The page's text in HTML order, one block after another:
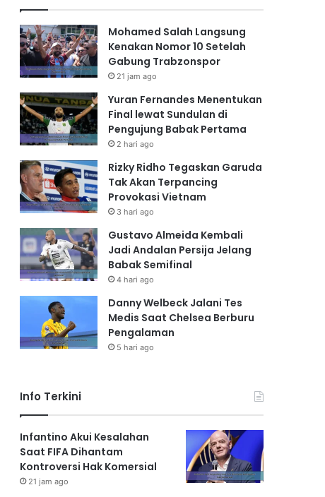
Mohamed Salah Langsung
Kenakan Nomor 10 Setelah
Gabung Trabzonspor
21 jam ago
Yuran Fernandes Menentukan
Final lewat Sundulan di
Pengujung Babak Pertama
2 hari ago
Rizky Ridho Tegaskan Garuda
Tak Akan Terpancing
Provokasi Vietnam
3 hari ago
Gustavo Almeida Kembali
Jadi Andalan Persija Jelang
Babak Semifinal
4 hari ago
Danny Welbeck Jalani Tes
Medis Saat Chelsea Berburu
Pengalaman
5 hari ago
Info Terkini
Infantino Akui Kesalahan
Saat FIFA Dihantam
Kontroversi Hak Komersial
21 jam ago